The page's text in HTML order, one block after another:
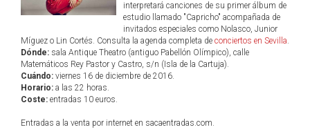
interpretará canciones de su primer álbum de
estudio llamado "Capricho" acompañada de
invitados especiales como Nolasco, Junior
Míguez o Lin Cortés. Consulta la agenda completa de conciertos en Sevilla.
Dónde: sala Antique Theatro (antiguo Pabellón Olímpico), calle
Matemáticos Rey Pastor y Castro, s/n (Isla de la Cartuja).
Cuándo: viernes 16 de diciembre de 2016.
Horario: a las 22 horas.
Coste: entradas 10 euros.
Entradas a la venta por internet en sacaentradas.com.